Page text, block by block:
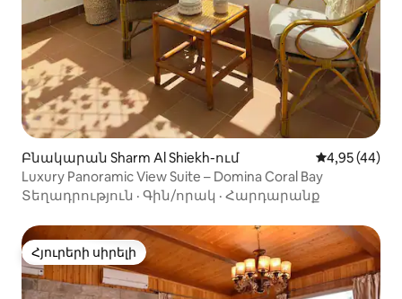
Բնակարան Sharm Al Shiekh-ում Միջին
4,95 (44)
Luxury Panoramic View Suite – Domina Coral Bay
Տեղադրություն · Գին/որակ · Հարդարանք
Հյուրերի սիրելի
Հյուրերի սիրելի